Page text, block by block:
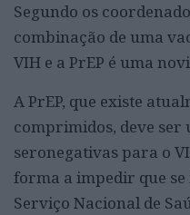
Segundo os
combinação de uma
VIH e a PrEP é uma
A PrEP, que existe
comprimidos, deve ser
seronegativas para o
forma a impedir que se
Serviço Nacional de